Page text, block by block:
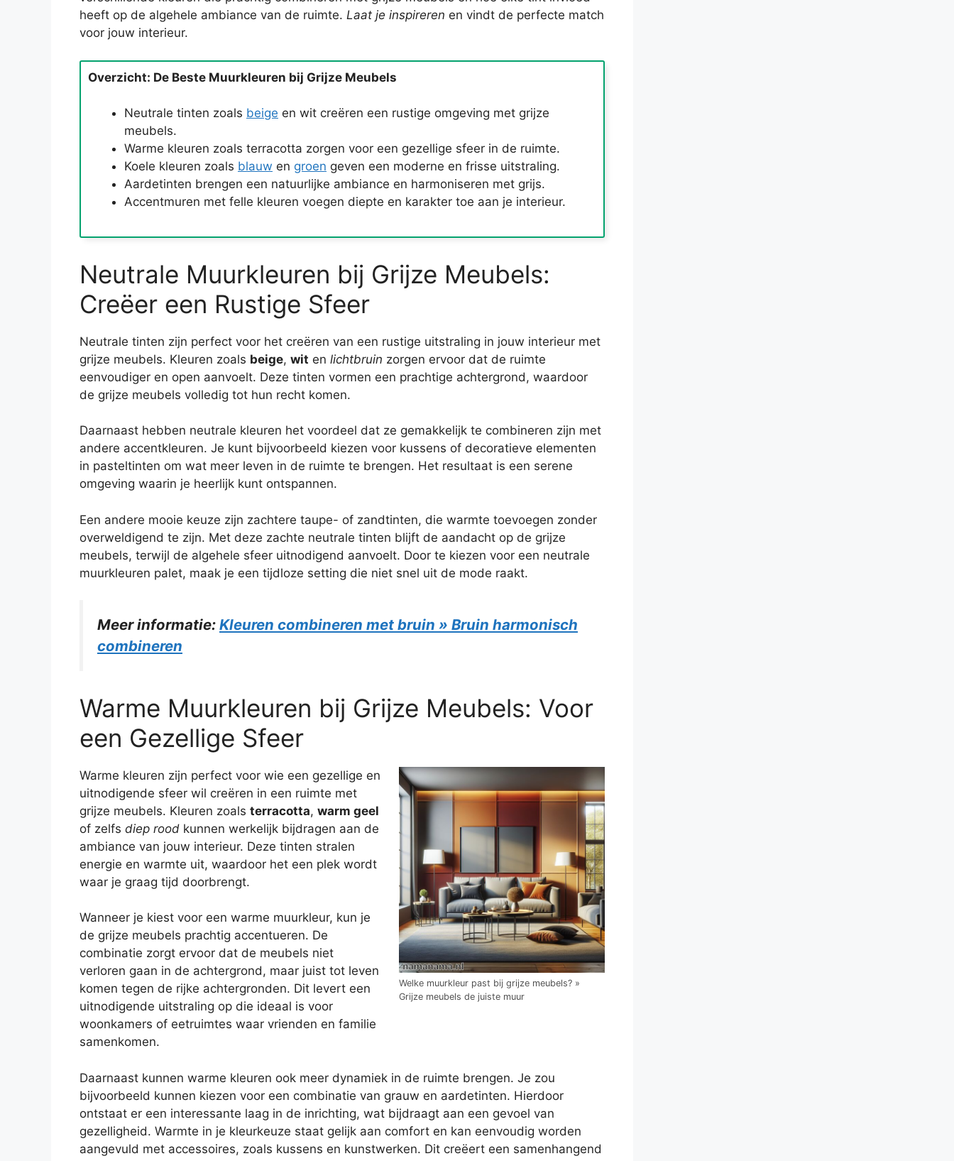
heeft op de algehele ambiance van de ruimte. Laat je inspireren en vindt de perfecte match
voor jouw interieur.
Overzicht: De Beste Muurkleuren bij Grijze Meubels
Neutrale tinten zoals beige en wit creëren een rustige omgeving met grijze
meubels.
Warme kleuren zoals terracotta zorgen voor een gezellige sfeer in de ruimte.
Koele kleuren zoals blauw en groen geven een moderne en frisse uitstraling.
Aardetinten brengen een natuurlijke ambiance en harmoniseren met grijs.
Accentmuren met felle kleuren voegen diepte en karakter toe aan je interieur.
Neutrale Muurkleuren bij Grijze Meubels:
Creëer een Rustige Sfeer
Neutrale tinten zijn perfect voor het creëren van een rustige uitstraling in jouw interieur met
grijze meubels. Kleuren zoals beige, wit en lichtbruin zorgen ervoor dat de ruimte
eenvoudiger en open aanvoelt. Deze tinten vormen een prachtige achtergrond, waardoor
de grijze meubels volledig tot hun recht komen.
Daarnaast hebben neutrale kleuren het voordeel dat ze gemakkelijk te combineren zijn met
andere accentkleuren. Je kunt bijvoorbeeld kiezen voor kussens of decoratieve elementen
in pasteltinten om wat meer leven in de ruimte te brengen. Het resultaat is een serene
omgeving waarin je heerlijk kunt ontspannen.
Een andere mooie keuze zijn zachtere taupe- of zandtinten, die warmte toevoegen zonder
overweldigend te zijn. Met deze zachte neutrale tinten blijft de aandacht op de grijze
meubels, terwijl de algehele sfeer uitnodigend aanvoelt. Door te kiezen voor een neutrale
muurkleuren palet, maak je een tijdloze setting die niet snel uit de mode raakt.
Meer informatie: Kleuren combineren met bruin » Bruin harmonisch
combineren
Warme Muurkleuren bij Grijze Meubels: Voor
een Gezellige Sfeer
Welke muurkleur past bij grijze meubels? »
Grijze meubels de juiste muur
Warme kleuren zijn perfect voor wie een gezellige en
uitnodigende sfeer wil creëren in een ruimte met
grijze meubels. Kleuren zoals terracotta, warm geel
of zelfs diep rood kunnen werkelijk bijdragen aan de
ambiance van jouw interieur. Deze tinten stralen
energie en warmte uit, waardoor het een plek wordt
waar je graag tijd doorbrengt.
Wanneer je kiest voor een warme muurkleur, kun je
de grijze meubels prachtig accentueren. De
combinatie zorgt ervoor dat de meubels niet
verloren gaan in de achtergrond, maar juist tot leven
komen tegen de rijke achtergronden. Dit levert een
uitnodigende uitstraling op die ideaal is voor
woonkamers of eetruimtes waar vrienden en familie
samenkomen.
Daarnaast kunnen warme kleuren ook meer dynamiek in de ruimte brengen. Je zou
bijvoorbeeld kunnen kiezen voor een combinatie van grauw en aardetinten. Hierdoor
ontstaat er een interessante laag in de inrichting, wat bijdraagt aan een gevoel van
gezelligheid. Warmte in je kleurkeuze staat gelijk aan comfort en kan eenvoudig worden
aangevuld met accessoires, zoals kussens en kunstwerken. Dit creëert een samenhangend